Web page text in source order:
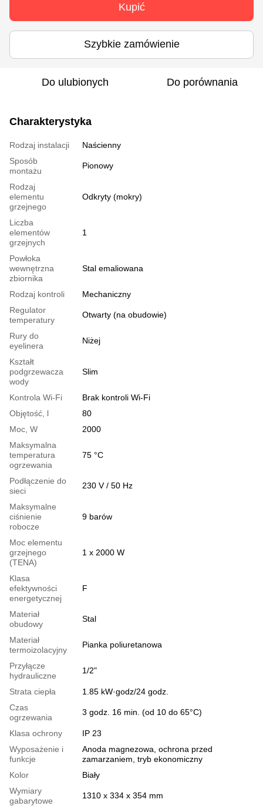
Kupić
Szybkie zamówienie
Do ulubionych Do porównania
Charakterystyka
Rodzaj instalacji
Naścienny
Sposób
montażu
Pionowy
Rodzaj
elementu
grzejnego
Odkryty (mokry)
Liczba
elementów
grzejnych
1
Powłoka
wewnętrzna
zbiornika
Stal emaliowana
Rodzaj kontroli
Mechaniczny
Regulator
temperatury
Otwarty (na obudowie)
Rury do
eyelinera
Niżej
Kształt
podgrzewacza
wody
Slim
Kontrola Wi-Fi
Brak kontroli Wi-Fi
Objętość, l
80
Moc, W
2000
Maksymalna
temperatura
ogrzewania
75 °С
Podłączenie do
sieci
230 V / 50 Hz
Maksymalne
ciśnienie
robocze
9 barów
Moc elementu
grzejnego
(TENA)
1 x 2000 W
Klasa
efektywności
energetycznej
F
Materiał
obudowy
Stal
Materiał
termoizolacyjny
Pianka poliuretanowa
Przyłącze
hydrauliczne
1/2"
Strata ciepła
1.85 kW·godz/24 godz.
Czas
ogrzewania
3 godz. 16 min. (od 10 do 65°C)
Klasa ochrony
ІР 23
Wyposażenie i
funkcje
Anoda magnezowa, ochrona przed
zamarzaniem, tryb ekonomiczny
Kolor
Biały
Wymiary
gabarytowe
1310 х 334 х 354 mm